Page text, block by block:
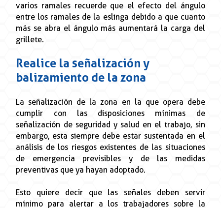
varios ramales recuerde que el efecto del ángulo
entre los ramales de la eslinga debido a que cuanto
más se abra el ángulo más aumentará la carga del
grillete.
Realice la señalización y
balizamiento de la zona
La señalización de la zona en la que opera debe
cumplir con las disposiciones mínimas de
señalización de seguridad y salud en el trabajo, sin
embargo, esta siempre debe estar sustentada en el
análisis de los riesgos existentes de las situaciones
de emergencia previsibles y de las medidas
preventivas que ya hayan adoptado.
Esto quiere decir que las señales deben servir
mínimo para alertar a los trabajadores sobre la